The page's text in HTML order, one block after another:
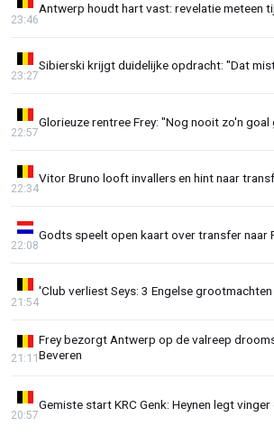
Antwerp houdt hart vast: revelatie meteen
23:46
Sibierski krijgt duidelijke opdracht: "Dat
23:27
Glorieuze rentree Frey: "Nog nooit zo'n goal
22:57
Vitor Bruno looft invallers en hint naar
22:34
Godts speelt open kaart over transfer naar
22:08
'Club verliest Seys: 3 Engelse grootmachten
21:54
Frey bezorgt Antwerp op de valreep
Beveren
21:11
Gemiste start KRC Genk: Heynen legt
20:57